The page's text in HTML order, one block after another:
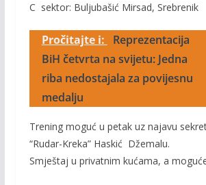
C sektor: Buljubašić Mirsad, Srebrenik
Pročitajte i:
Reprezentacija
BiH četvrta na svijetu: Jedna
riba nedostajala za povijesnu
medalju
Trening moguć u petak uz najavu
“Rudar-Kreka” Haskić Džemalu.
Smještaj u privatnim kućama, a